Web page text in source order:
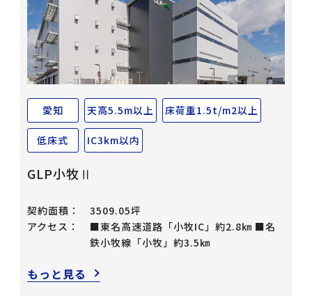
愛知 天高5.5m以上 床荷重1.5t/m2以上
低床式 IC3km以内
GLP小牧Ⅱ
契約面積：
3509.05坪
アクセス：
■東名高速道路「小牧IC」約2.8㎞ ■名
鉄小牧線「小牧」約3.5㎞
もっと見る